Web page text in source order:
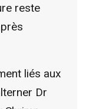
reste
liés aux
Dr